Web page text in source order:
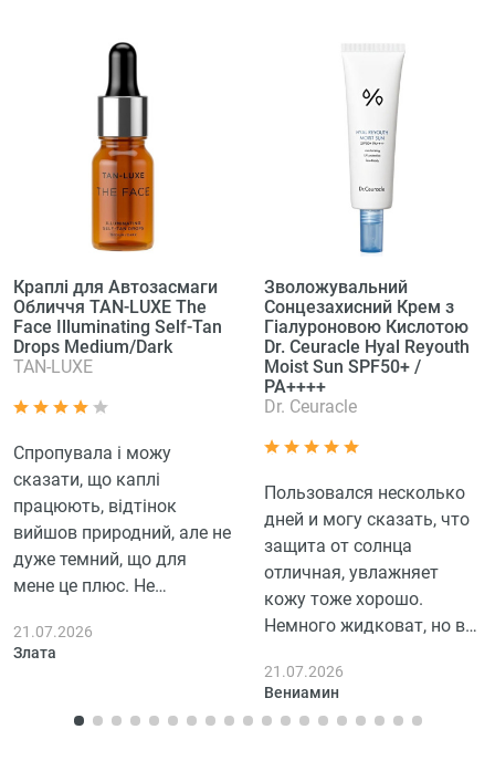
Краплі для Автозасмаги
Обличчя TAN-LUXE The
Face Illuminating Self-Tan
Drops Medium/Dark
TAN-LUXE
Спропувала і можу
сказати, що каплі
працюють, відтінок
вийшов природний, але не
дуже темний, що для
мене це плюс. Не
можна регулювати
інтенсивність кольору.
але треба обережно, щоб
21.07.2026
Злата
Зволожувальний
Сонцезахисний Крем з
Гіалуроновою Кислотою
Dr. Ceuracle Hyal Reyouth
Moist Sun SPF50+ /
PA++++
Dr. Ceuracle
Пользовался несколько
дней и могу сказать, что
защита от солнца
отличная, увлажняет
кожу тоже хорошо.
Немного жидковат, но в
наносить на кожу,
впитывается быстро и не
оставляет ощущение
21.07.2026
Вениамин